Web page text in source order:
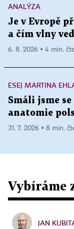
ANALÝZA
Je v Evropě
a čím vlny
6. 8. 2026 ▪ 4 min.
ESEJ MARTINA
Smáli jsme
anatomie
31. 7. 2026 ▪ 8 min.
Vybíráme
JAN